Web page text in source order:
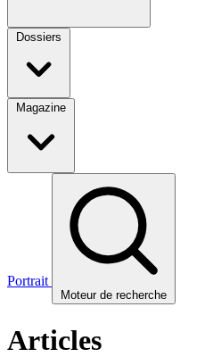
Dossiers
Magazine
Portrait
Moteur de recherche
Articles